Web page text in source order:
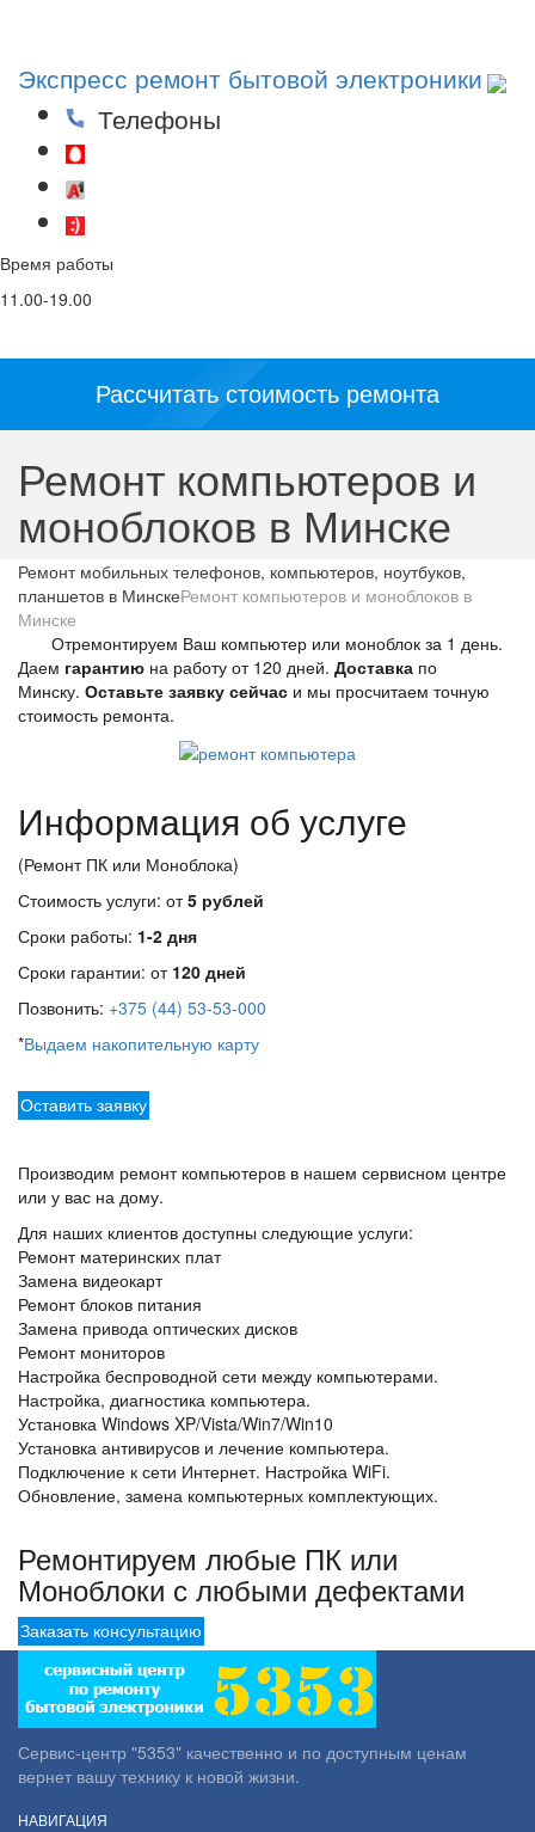
Экспресс ремонт бытовой электроники
Телефоны
Время работы
11.00-19.00
Рассчитать стоимость ремонта
Ремонт компьютеров и
моноблоков в Минске
Ремонт мобильных телефонов, компьютеров, ноутбуков,
планшетов в МинскеРемонт компьютеров и моноблоков в
Минске
Отремонтируем Ваш компьютер или моноблок за 1 день.
Даем гарантию на работу от 120 дней. Доставка по
Минску. Оставьте заявку сейчас и мы просчитаем точную
стоимость ремонта.
Информация об услуге
(Ремонт ПК или Моноблока)
Стоимость услуги: от5 рублей
Сроки работы: 1-2 дня
Сроки гарантии: от 120 дней
Позвонить: +375 (44) 53-53-000
*Выдаем накопительную карту
Оставить заявку
Производим ремонт компьютеров в нашем сервисном центре
или у вас на дому.
Для наших клиентов доступны следующие услуги:
Ремонт материнских плат
Замена видеокарт
Ремонт блоков питания
Замена привода оптических дисков
Ремонт мониторов
Настройка беспроводной сети между компьютерами.
Настройка, диагностика компьютера.
Установка Windows XP/Vista/Win7/Win10
Установка антивирусов и лечение компьютера.
Подключение к сети Интернет. Настройка WiFi.
Обновление, замена компьютерных комплектующих.
Ремонтируем любые ПК или
Моноблоки с любыми дефектами
Заказать консультацию
Сервис-центр "5353" качественно и по доступным ценам
вернет вашу технику к новой жизни.
НАВИГАЦИЯ